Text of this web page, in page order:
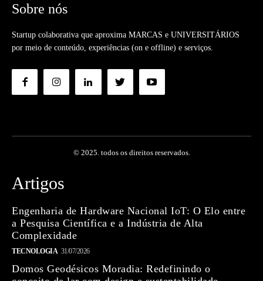
Sobre nós
Startup colaborativa que aproxima MARCAS e UNIVERSITÁRIOS
por meio de conteúdo, experiências (on e offline) e serviços.
© 2025. todos os direitos reservados.
Artigos
Engenharia de Hardware Nacional IoT: O Elo entre
a Pesquisa Científica e a Indústria de Alta
Complexidade
TECNOLOGIA 31/07/2026
Domos Geodésicos Moradia: Redefinindo o